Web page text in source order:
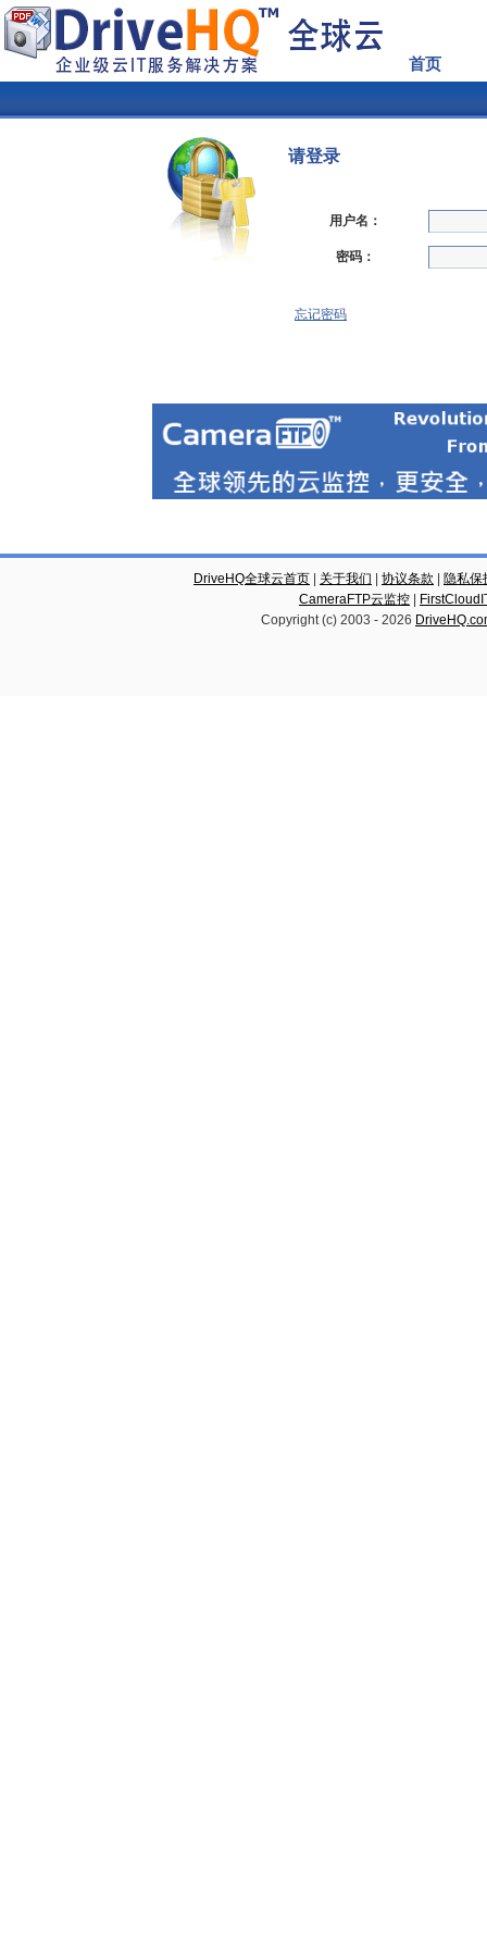
首页
请登录
用户名：
密码：
忘记密码
DriveHQ全球云首页 关于我们 协议条款
隐私保
CameraFTP云监控
Copyright (c) 2003 - 2026